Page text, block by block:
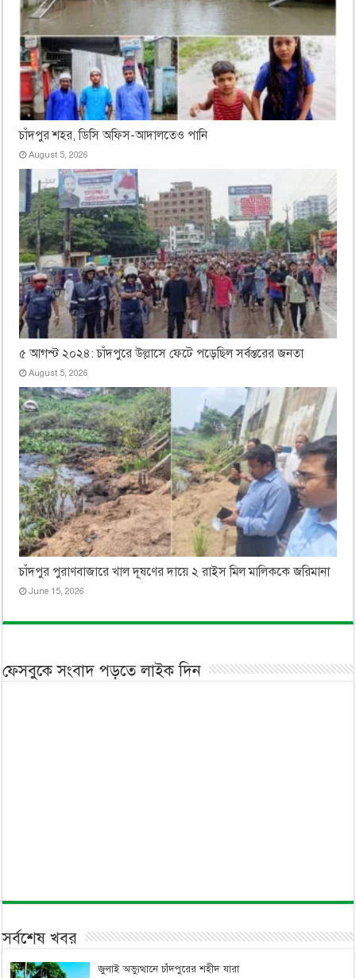
চাঁদপুর শহর, ডিসি অফিস-আদালতেও পানি
August 5, 2026
৫ আগস্ট ২০২৪: চাঁদপুরে উল্লাসে ফেটে পড়েছিল সর্বস্তরের জনতা
August 5, 2026
চাঁদপুর পুরাণবাজারে খাল দূষণের দায়ে ২ রাইস মিল মালিককে জরিমানা
June 15, 2026
ফেসবুকে সংবাদ পড়তে লাইক দিন
সর্বশেষ খবর
জুলাই অভ্যুত্থানে চাঁদপুরের শহীদ যারা